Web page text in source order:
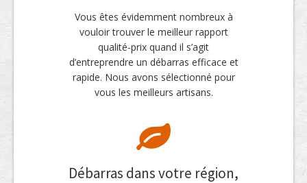
Vous êtes évidemment nombreux à
vouloir trouver le meilleur rapport
qualité-prix quand il s’agit
d’entreprendre un débarras efficace et
rapide. Nous avons sélectionné pour
vous les meilleurs artisans.
Débarras dans votre région,